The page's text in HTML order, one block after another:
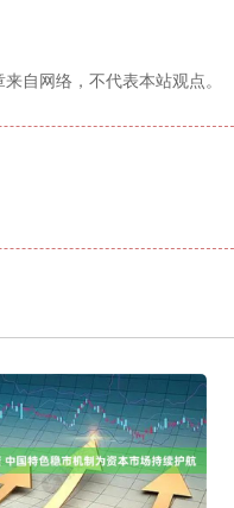
自网络，不代表本站观点。